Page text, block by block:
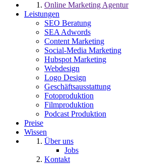
Online Marketing Agentur
Leistungen
SEO Beratung
SEA Adwords
Content Marketing
Social-Media Marketing
Hubspot Marketing
Webdesign
Logo Design
Geschäftsausstattung
Fotoproduktion
Filmproduktion
Podcast Produktion
Preise
Wissen
Über uns
Jobs
Kontakt